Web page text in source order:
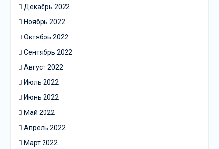
Декабрь 2022
Ноябрь 2022
Октябрь 2022
Сентябрь 2022
Август 2022
Июль 2022
Июнь 2022
Май 2022
Апрель 2022
Март 2022